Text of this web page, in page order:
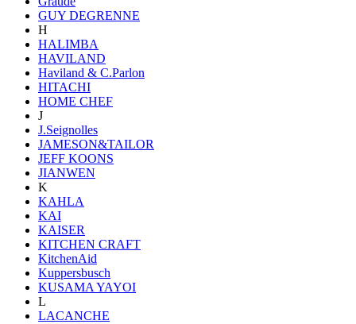
GUY DEGRENNE
H
HALIMBA
HAVILAND
Haviland & C.Parlon
HITACHI
HOME CHEF
J
J.Seignolles
JAMESON&TAILOR
JEFF KOONS
JIANWEN
K
KAHLA
KAI
KAISER
KITCHEN CRAFT
KitchenAid
Kuppersbusch
KUSAMA YAYOI
L
LACANCHE